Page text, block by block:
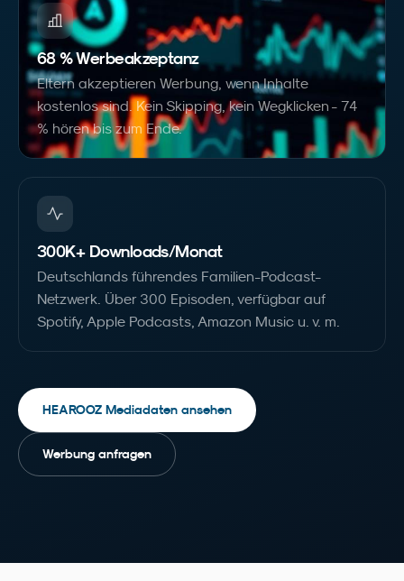
68 % Werbeakzeptanz
Eltern akzeptieren Werbung, wenn Inhalte
kostenlos sind. Kein Skipping, kein Wegklicken - 74
% hören bis zum Ende.
300K+ Downloads/Monat
Deutschlands führendes Familien-Podcast-
Netzwerk. Über 300 Episoden, verfügbar auf
Spotify, Apple Podcasts, Amazon Music u. v. m.
HEAROOZ Mediadaten ansehen
Werbung anfragen